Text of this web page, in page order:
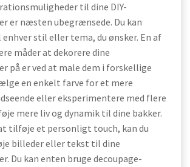
til dine DIY-
er næsten ubegrænsede. Du kan
stil eller tema, du ønsker. En af
måder at dekorere dine
på er ved at male dem i forskellige
en enkelt farve for et mere
eller eksperimentere med flere
mere liv og dynamik til dine bakker.
tilføje et personligt touch, kan du
billeder eller tekst til dine
Du kan enten bruge decoupage-